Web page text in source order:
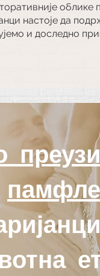
настоје да
и доследно